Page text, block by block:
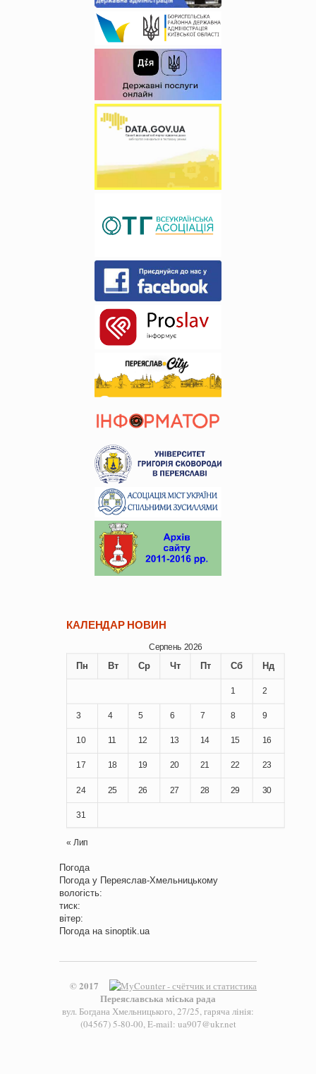
КАЛЕНДАР НОВИН
Серпень 2026
Пн Вт Ср Чт Пт Сб Нд
1 2
3 4 5 6 7 8 9
10 11 12 13 14 15 16
17 18 19 20 21 22 23
24 25 26 27 28 29 30
31
« Лип
Погода
Погода у Переяслав-Хмельницькому
вологість:
тиск:
вітер:
Погода на sinoptik.ua
© 2017
Переяславська міська рада
вул. Богдана Хмельницького, 27/25, гаряча лінія:
(04567) 5-80-00, E-mail: ua907@ukr.net